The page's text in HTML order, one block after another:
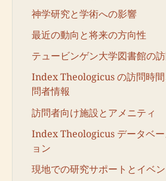
神学研究と学術への影響
最近の動向と将来の方向性
テュービンゲン大学図書館の
Index Theologicus の訪問時
問者情報
訪問者向け施設とアメニティ
Index Theologicus データベ
ョン
現地での研究サポートとイベン